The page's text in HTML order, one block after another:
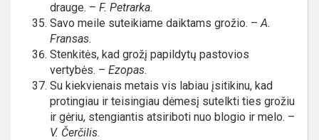
drauge. – F. Petrarka.
Savo meile suteikiame daiktams grožio. –A.
Fransas.
Stenkitės, kad grožį papildytų pastovios
vertybės. – Ezopas.
Su kiekvienais metais vis labiau įsitikinu, kad
protingiau ir teisingiau dėmesį sutelkti ties grožiu
ir gėriu, stengiantis atsiriboti nuo blogio ir melo. –
V. Čerčilis.